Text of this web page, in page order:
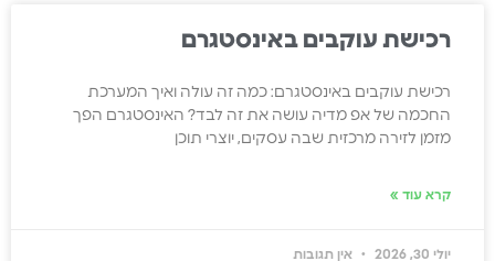
רכישת עוקבים באינסטגרם
רכישת עוקבים באינסטגרם: כמה זה עולה ואיך המערכת
החכמה של אפ מדיה עושה את זה לבד? האינסטגרם הפך
מזמן לזירה מרכזית שבה עסקים, יוצרי תוכן
קרא עוד »
יולי 30, 2026 אין תגובות